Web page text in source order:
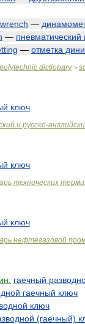
—
— пневматический
— отметка
dictionary>
ключ
и русско-
ключ
технических
ключ
нефтегазовой
гаечный
гаечный ключ
ключ
(гаечный)